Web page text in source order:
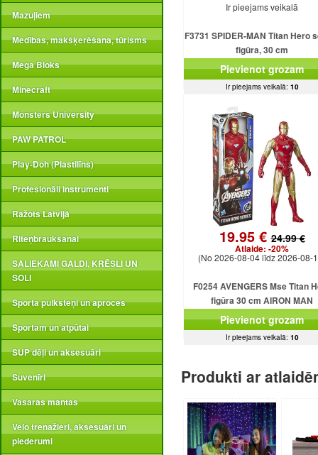
Mazuļiem
Medības, makšķerēšana, tūrisms
Mega Bloks
Minecraft
Monsters University
PAW PATROL
Play-Doh (Plastilīns)
Profesionāli instrumenti
Ražots Latvijā
Riteņbraukšanai
SALIEKAMI GALDI, KRĒSLI UN
SOLI
Sporta pulksteņi un aproces
Sportam un atpūtai
SUP dēļi un aksesuāri
Suvenīri
Vasaras mantas
Velo trenažieri, aksesuāri un
piederumi
Ir pieejams veikalā
F3731 SPIDER-MAN Titan Hero
figūra, 30 cm
Pievienot grozam
Ir pieejams veikalā: 10
19.95 €24.99 €
Atlaide: -20%
(No 2026-08-04 līdz 2026-08-
F0254 AVENGERS Mse Titan
figūra 30 cm AIRON MAN
Pievienot grozam
Ir pieejams veikalā: 10
Produkti ar